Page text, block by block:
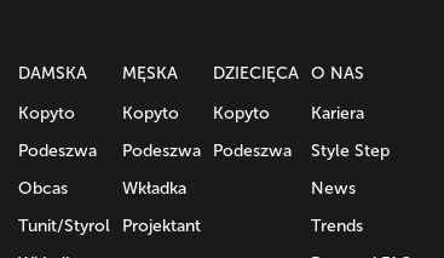
DAMSKA
Kopyto
Podeszwa
Obcas
Tunit/Styrol
MĘSKA
Kopyto
Podeszwa
Wkładka
Projektant
DZIECIĘСA
Kopyto
Podeszwa
O NAS
Kariera
Style Step
News
Trends